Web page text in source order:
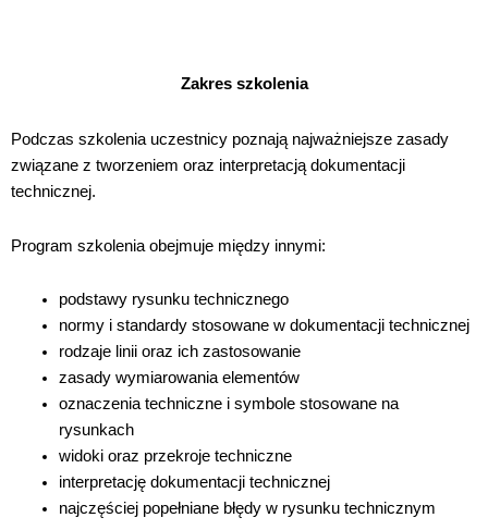
Zakres szkolenia
Podczas szkolenia uczestnicy poznają najważniejsze zasady
związane z tworzeniem oraz interpretacją dokumentacji
technicznej.
Program szkolenia obejmuje między innymi:
podstawy rysunku technicznego
normy i standardy stosowane w dokumentacji technicznej
rodzaje linii oraz ich zastosowanie
zasady wymiarowania elementów
oznaczenia techniczne i symbole stosowane na
rysunkach
widoki oraz przekroje techniczne
interpretację dokumentacji technicznej
najczęściej popełniane błędy w rysunku technicznym